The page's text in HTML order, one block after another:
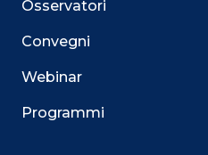
Osservatori
Convegni
Webinar
Programmi